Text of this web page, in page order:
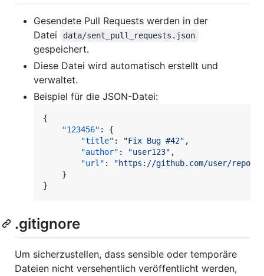
Gesendete Pull Requests werden in der
Datei
data/sent_pull_requests.json
gespeichert.
Diese Datei wird automatisch erstellt und
verwaltet.
Beispiel für die JSON-Datei:
{
"123456" : {
"title" : "Fix Bug #42" ,
"author" : "user123" ,
"url" : "https://github.com/user/repo/
    }
}
.gitignore
Um sicherzustellen, dass sensible oder temporäre
Dateien nicht versehentlich veröffentlicht werden,